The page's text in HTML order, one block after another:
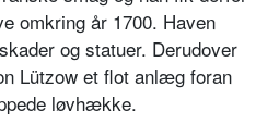
omkring år 1700. Haven
og statuer. Derudover
Lützow et flot anlæg foran
løvhække.